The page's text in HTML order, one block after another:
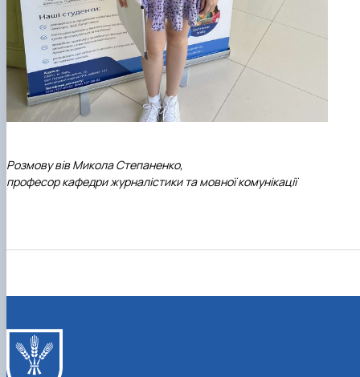
Розмову вів Микола Степаненко,
професор кафедри журналістики та мовної комунікації